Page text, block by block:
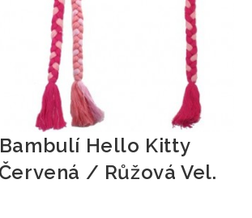
Hello Kitty
/ Růžová Vel.